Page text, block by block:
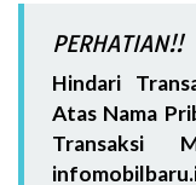
PERHATIAN!!
Hindari
Atas Nama
Transaksi